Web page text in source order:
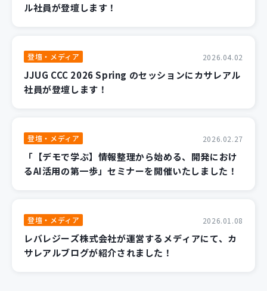
ル社員が登壇します！
登壇・メディア 2026.04.02
JJUG CCC 2026 Spring のセッションにカサレアル
社員が登壇します！
登壇・メディア 2026.02.27
「【デモで学ぶ】情報整理から始める、開発におけ
るAI活用の第一歩」セミナーを開催いたしました！
登壇・メディア 2026.01.08
レバレジーズ株式会社が運営するメディアにて、カ
サレアルブログが紹介されました！